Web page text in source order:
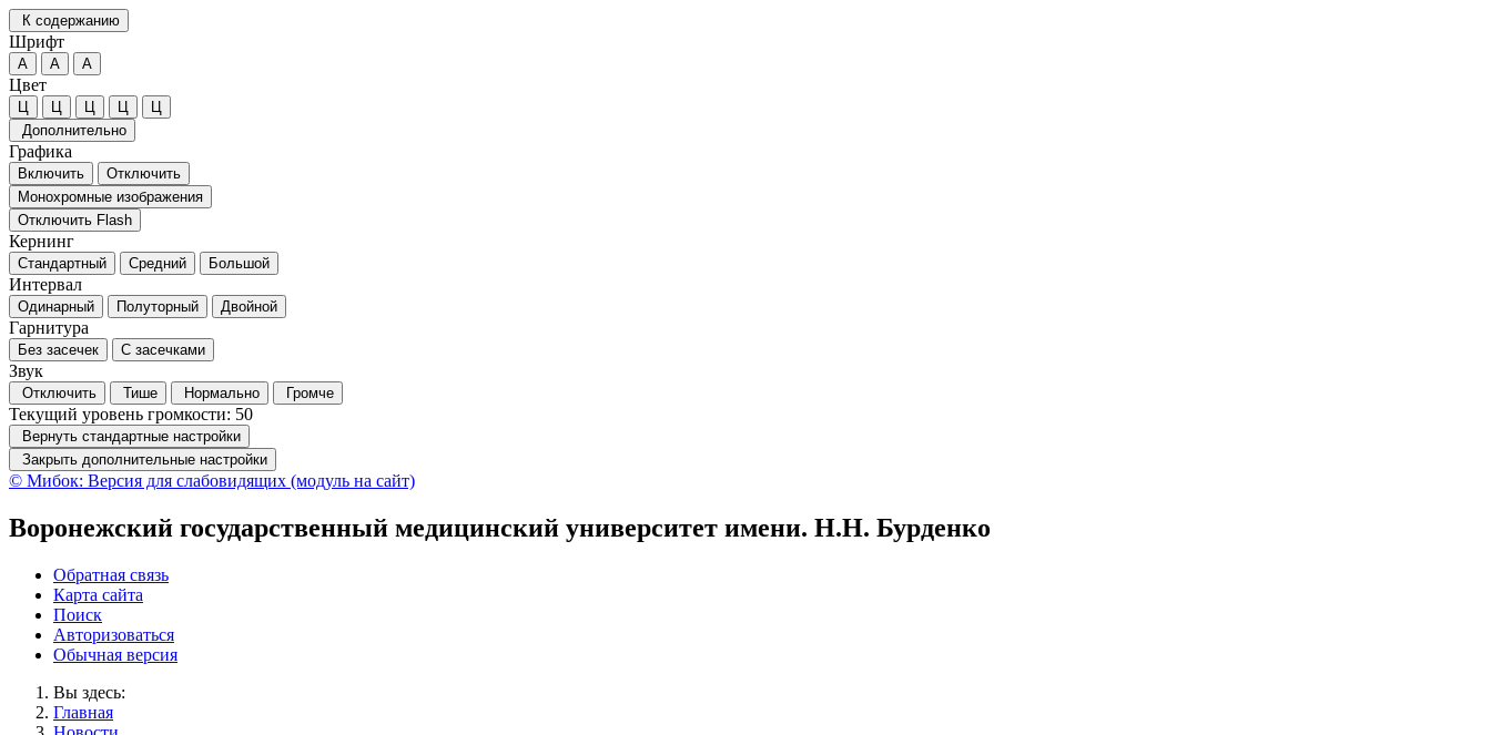
К содержанию
Шрифт
А А А
Цвет
Ц Ц Ц Ц
Ц
Дополнительно
Графика
Включить
Отключить
Монохромные изображения
Отключить Flash
Кернинг
Стандартный Средний Большой
Интервал
Одинарный Полуторный Двойной
Гарнитура
Без засечек С засечками
Звук
Отключить Тише Нормально Громче
Текущий уровень громкости: 50
Вернуть стандартные настройки
Закрыть дополнительные настройки
© Мибок: Версия для слабовидящих (модуль на сайт)
Воронежский государственный медицинский университет имени. Н.Н. Бурденко
Обратная связь
Карта сайта
Поиск
Авторизоваться
Обычная версия
Вы здесь:
Главная